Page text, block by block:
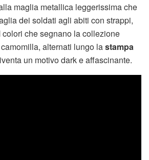
maglia metallica leggerissima che
dei soldati agli abiti con strappi,
colori che segnano la collezione
alternati lungo lastampa
un motivo dark e affascinante.